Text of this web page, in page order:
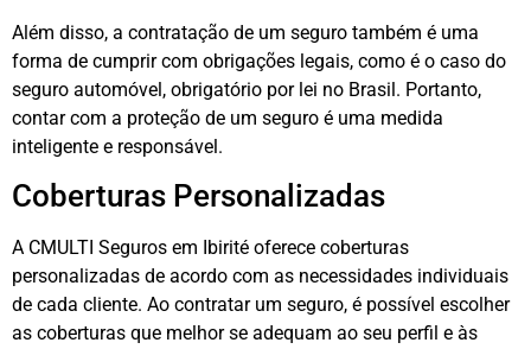
Além disso, a contratação de um seguro também é uma
forma de cumprir com obrigações legais, como é o caso do
seguro automóvel, obrigatório por lei no Brasil. Portanto,
contar com a proteção de um seguro é uma medida
inteligente e responsável.
Coberturas Personalizadas
A CMULTI Seguros em Ibirité oferece coberturas
personalizadas de acordo com as necessidades individuais
de cada cliente. Ao contratar um seguro, é possível escolher
as coberturas que melhor se adequam ao seu perfil e às